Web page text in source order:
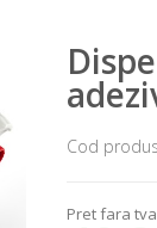
Cod
Pret fara tva